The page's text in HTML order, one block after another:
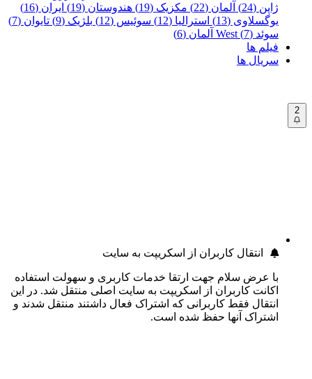
ژاپن (24)
آلمان (22) مکزیک (19) هندوستان (19)
ایران (16)
یوگسلاوی (13)
استرالیا (12) سوئیس (12) بلژیک (9)
تایوان (7)
سوئد (7)
West آلمان (6)
فیلم ها
سریال ها
2
انتقال کاربران از اسکریپت به سایت
با عرض سلام جهت ارتقا خدمات کاربری و سهولت استفاده
اکانت کاربران از اسکریپت به سایت اصلی منتقل شد. در این
انتقال فقط کاربرانی که اشتراک فعال داشتند منتقل شدند و
اشتراک آنها حفظ شده است.